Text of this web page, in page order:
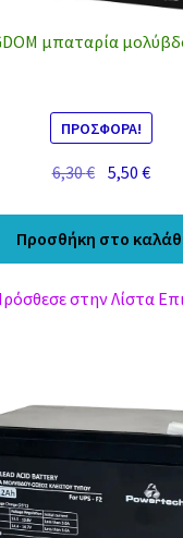
μπαταρία
ΠΡΟΣΦΟΡΆ!
6,30€ Original
5,50€Η
τιμή
Προσθήκη στο
στην Λίστα